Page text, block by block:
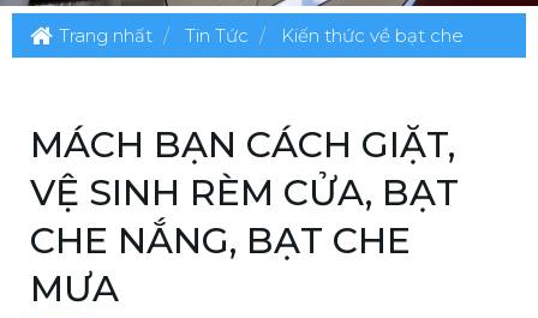
Trang nhất Tin Tức Kiến thức về bạt che
MÁCH BẠN CÁCH GIẶT,
VỆ SINH RÈM CỬA, BẠT
CHE NẮNG, BẠT CHE
MƯA